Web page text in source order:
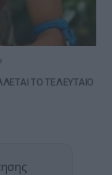
ΤΟ ΤΕΛΕΥΤΑΙΟ